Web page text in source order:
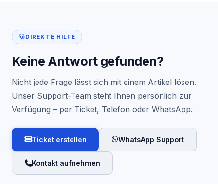
DIREKTE HILFE
Keine Antwort gefunden?
Nicht jede Frage lässt sich mit einem Artikel lösen.
Unser Support-Team steht Ihnen persönlich zur
Verfügung – per Ticket, Telefon oder WhatsApp.
Ticket erstellen WhatsApp Support
Kontakt aufnehmen